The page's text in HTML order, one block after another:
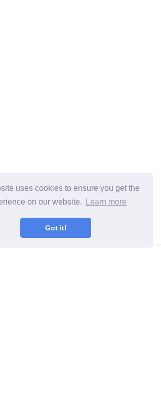
uses cookies to ensure you get the
on our website.
Learn more
Got it!